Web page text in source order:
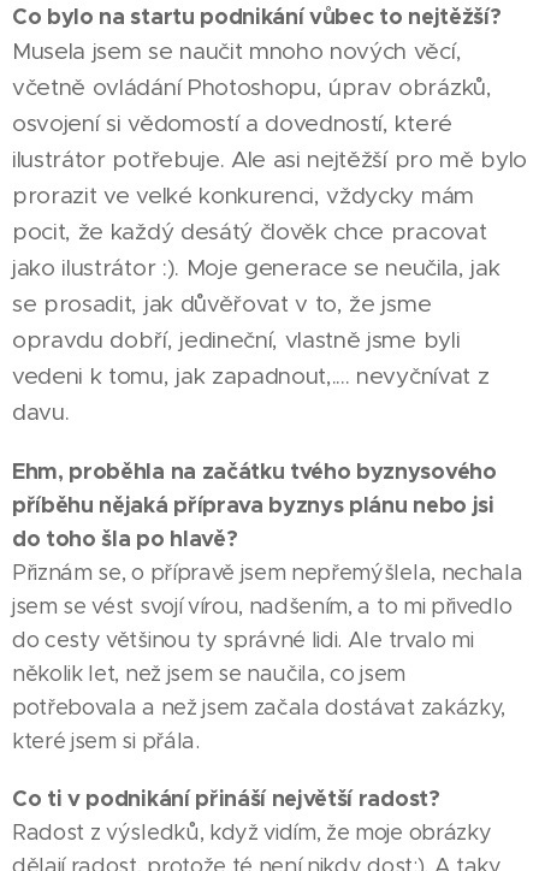
Co bylo na startu podnikání vůbec to nejtěžší?
Musela jsem se naučit mnoho nových věcí,
včetně ovládání Photoshopu, úprav obrázků,
osvojení si vědomostí a dovedností, které
ilustrátor potřebuje. Ale asi nejtěžší pro mě bylo
prorazit ve velké konkurenci, vždycky mám
pocit, že každý desátý člověk chce pracovat
jako ilustrátor :). Moje generace se neučila, jak
se prosadit, jak důvěřovat v to, že jsme
opravdu dobří, jedineční, vlastně jsme byli
vedeni k tomu, jak zapadnout,.... nevyčnívat z
davu.
Ehm, proběhla na začátku tvého byznysového
příběhu nějaká příprava byznys plánu nebo jsi
do toho šla po hlavě?
Přiznám se, o přípravě jsem nepřemýšlela, nechala
jsem se vést svojí vírou, nadšením, a to mi přivedlo
do cesty většinou ty správné lidi. Ale trvalo mi
několik let, než jsem se naučila, co jsem
potřebovala a než jsem začala dostávat zakázky,
které jsem si přála.
Co ti v podnikání přináší největší radost?
Radost z výsledků, když vidím, že moje obrázky